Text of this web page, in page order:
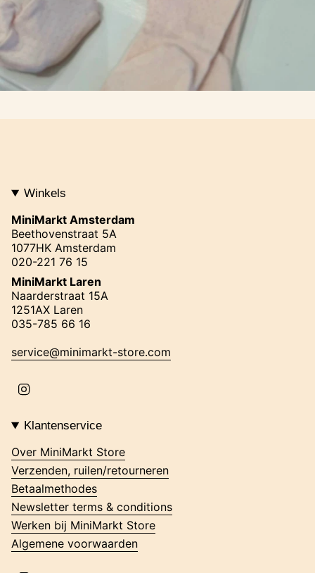
Winkels
MiniMarkt Amsterdam
Beethovenstraat 5A
1077HK Amsterdam
020-221 76 15
MiniMarkt Laren
Naarderstraat 15A
1251AX Laren
035-785 66 16
service@minimarkt-store.com
t
g
r
a
Klantenservice
Over MiniMarkt Store
Verzenden, ruilen/retourneren
Betaalmethodes
Newsletter terms & conditions
Werken bij MiniMarkt Store
Algemene voorwaarden